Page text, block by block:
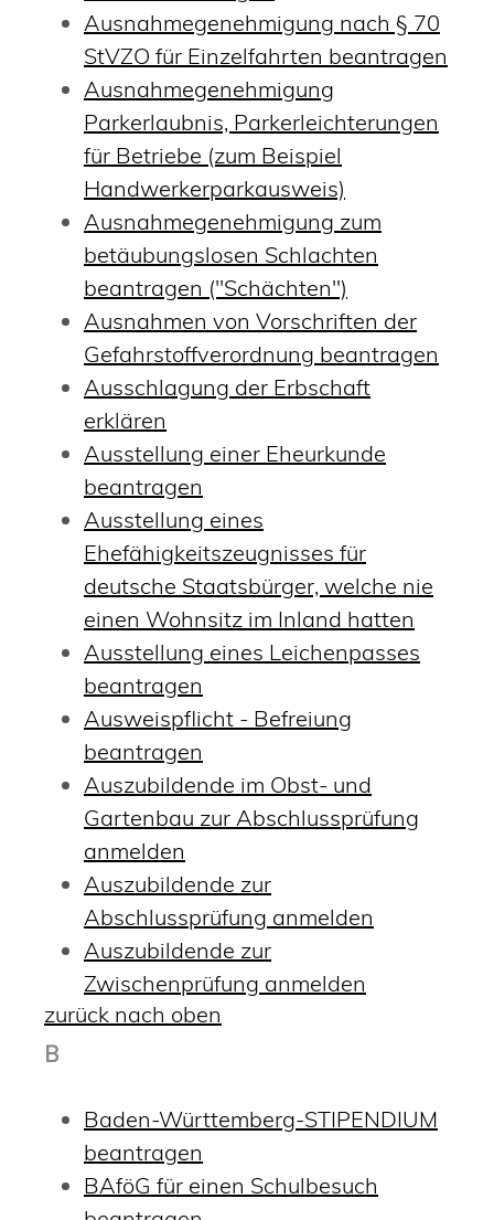
Ausnahmegenehmigung nach § 70
StVZO für Einzelfahrten beantragen
Ausnahmegenehmigung
Parkerlaubnis, Parkerleichterungen
für Betriebe (zum Beispiel
Handwerkerparkausweis)
Ausnahmegenehmigung zum
betäubungslosen Schlachten
beantragen ("Schächten")
Ausnahmen von Vorschriften der
Gefahrstoffverordnung beantragen
Ausschlagung der Erbschaft
erklären
Ausstellung einer Eheurkunde
beantragen
Ausstellung eines
Ehefähigkeitszeugnisses für
deutsche Staatsbürger, welche nie
einen Wohnsitz im Inland hatten
Ausstellung eines Leichenpasses
beantragen
Ausweispflicht - Befreiung
beantragen
Auszubildende im Obst- und
Gartenbau zur Abschlussprüfung
anmelden
Auszubildende zur
Abschlussprüfung anmelden
Auszubildende zur
Zwischenprüfung anmelden
zurück nach oben
B
Baden-Württemberg-STIPENDIUM
beantragen
BAföG für einen Schulbesuch